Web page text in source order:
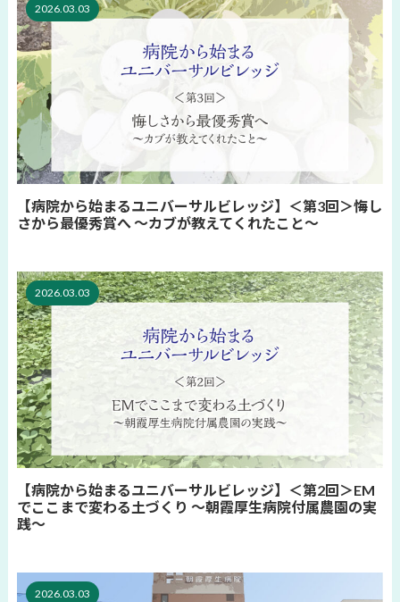
2026.03.03
【病院から始まるユニバーサルビレッジ】＜第3回＞悔し
さから最優秀賞へ 〜カブが教えてくれたこと〜
2026.03.03
【病院から始まるユニバーサルビレッジ】＜第2回＞EM
でここまで変わる土づくり 〜朝霞厚生病院付属農園の実
践〜
2026.03.03